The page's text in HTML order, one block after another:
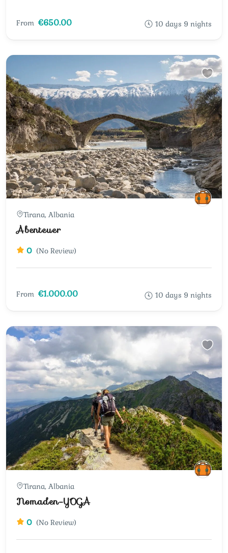
From €650.00 10 days 9 nights
Tirana, Albania
Abenteuer
0 (No Review)
From €1.000.00 10 days 9 nights
Tirana, Albania
Nomaden-YOGA
0 (No Review)